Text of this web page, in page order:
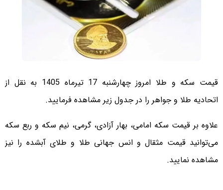
قیمت سکه و طلا امروز چهارشنبه 17 تیرماه 1405 به نقل از
اتحادیه طلا و جواهر را در جدول زیر مشاهده فرمایید.
علاوه بر قیمت سکه امامی، بهار آزادی، گرمی، نیم سکه و ربع سکه
می‌توانید قیمت مثقال و انس جهانی طلا و طلای آبشده را نیز
مشاهده نمایید.